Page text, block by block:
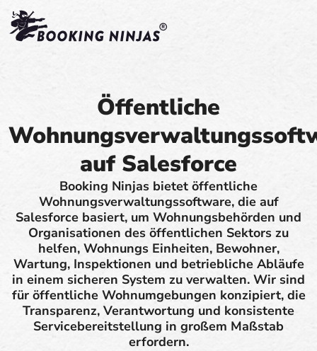
Öffentliche
auf Salesforce
Booking Ninjas bietet öffentliche
Wohnungsverwaltungssoftware, die auf
Salesforce basiert, um Wohnungsbehörden und
Organisationen des öffentlichen Sektors zu
helfen, Wohnungs Einheiten, Bewohner,
Wartung, Inspektionen und betriebliche Abläufe
in einem sicheren System zu verwalten. Wir sind
für öffentliche Wohnumgebungen konzipiert, die
Transparenz, Verantwortung und konsistente
Servicebereitstellung in großem Maßstab
erfordern.